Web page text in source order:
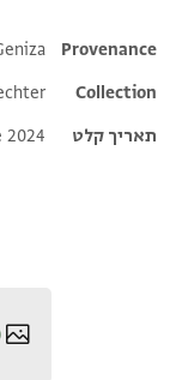
metadata
Provenance
Collection
תאריך קלט
2024